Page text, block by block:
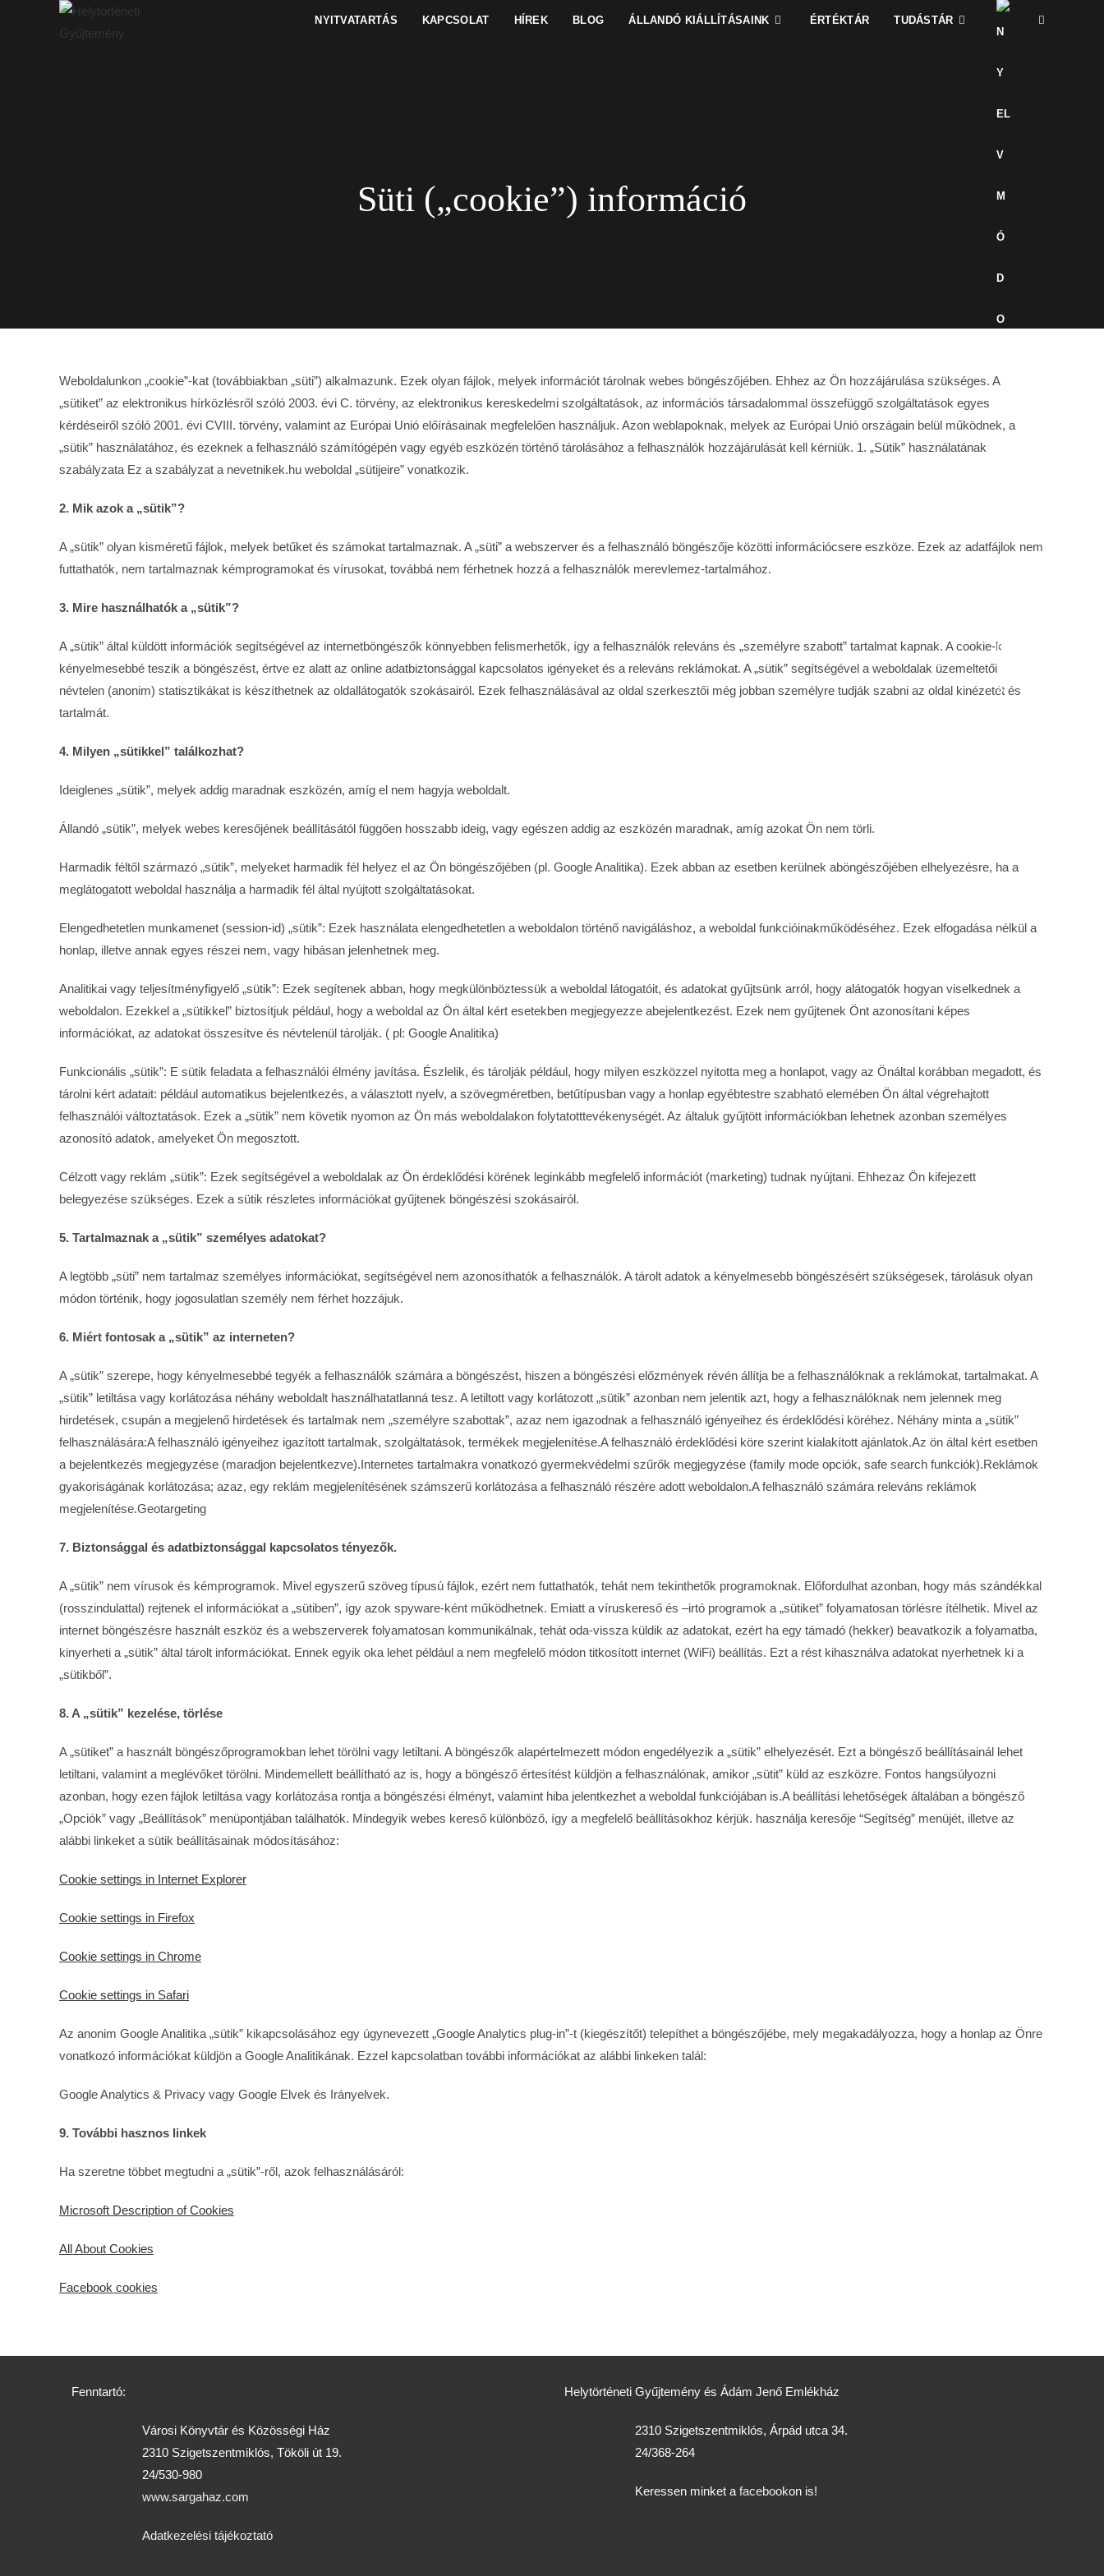
NYITVATARTÁS KAPCSOLAT HÍREK BLOG ÁLLANDÓ KIÁLLÍTÁSAINK ÉRTÉKTÁR TUDÁSTÁR
Süti („cookie”) információ
Weboldalunkon „cookie”-kat (továbbiakban „süti”) alkalmazunk. Ezek olyan fájlok, melyek információt tárolnak webes böngészőjében. Ehhez az Ön hozzájárulása szükséges. A
„sütiket” az elektronikus hírközlésről szóló 2003. évi C. törvény, az elektronikus kereskedelmi szolgáltatások, az információs társadalommal összefüggő szolgáltatások egyes
kérdéseiről szóló 2001. évi CVIII. törvény, valamint az Európai Unió előírásainak megfelelően használjuk. Azon weblapoknak, melyek az Európai Unió országain belül működnek, a
„sütik” használatához, és ezeknek a felhasználó számítógépén vagy egyéb eszközén történő tárolásához a felhasználók hozzájárulását kell kérniük. 1. „Sütik” használatának
szabályzata Ez a szabályzat a nevetnikek.hu weboldal „sütijeire” vonatkozik.
2. Mik azok a „sütik”?
A „sütik” olyan kisméretű fájlok, melyek betűket és számokat tartalmaznak. A „süti” a webszerver és a felhasználó böngészője közötti információcsere eszköze. Ezek az adatfájlok nem
futtathatók, nem tartalmaznak kémprogramokat és vírusokat, továbbá nem férhetnek hozzá a felhasználók merevlemez-tartalmához.
3. Mire használhatók a „sütik”?
A „sütik” által küldött információk segítségével az internetböngészők könnyebben felismerhetők, így a felhasználók releváns és „személyre szabott” tartalmat kapnak. A cookie-k
kényelmesebbé teszik a böngészést, értve ez alatt az online adatbiztonsággal kapcsolatos igényeket és a releváns reklámokat. A „sütik” segítségével a weboldalak üzemeltetői
névtelen (anonim) statisztikákat is készíthetnek az oldallátogatók szokásairól. Ezek felhasználásával az oldal szerkesztői még jobban személyre tudják szabni az oldal kinézetét és
tartalmát.
4. Milyen „sütikkel” találkozhat?
Ideiglenes „sütik”, melyek addig maradnak eszközén, amíg el nem hagyja weboldalt.
Állandó „sütik”, melyek webes keresőjének beállításától függően hosszabb ideig, vagy egészen addig az eszközén maradnak, amíg azokat Ön nem törli.
Harmadik féltől származó „sütik”, melyeket harmadik fél helyez el az Ön böngészőjében (pl. Google Analitika). Ezek abban az esetben kerülnek aböngészőjében elhelyezésre, ha a
meglátogatott weboldal használja a harmadik fél által nyújtott szolgáltatásokat.
Elengedhetetlen munkamenet (session-id) „sütik”: Ezek használata elengedhetetlen a weboldalon történő navigáláshoz, a weboldal funkcióinakműködéséhez. Ezek elfogadása nélkül a
honlap, illetve annak egyes részei nem, vagy hibásan jelenhetnek meg.
Analitikai vagy teljesítményfigyelő „sütik”: Ezek segítenek abban, hogy megkülönböztessük a weboldal látogatóit, és adatokat gyűjtsünk arról, hogy alátogatók hogyan viselkednek a
weboldalon. Ezekkel a „sütikkel” biztosítjuk például, hogy a weboldal az Ön által kért esetekben megjegyezze abejelentkezést. Ezek nem gyűjtenek Önt azonosítani képes
információkat, az adatokat összesítve és névtelenül tárolják. ( pl: Google Analitika)
Funkcionális „sütik”: E sütik feladata a felhasználói élmény javítása. Észlelik, és tárolják például, hogy milyen eszközzel nyitotta meg a honlapot, vagy az Önáltal korábban megadott, és
tárolni kért adatait: például automatikus bejelentkezés, a választott nyelv, a szövegméretben, betűtípusban vagy a honlap egyébtestre szabható elemében Ön által végrehajtott
felhasználói változtatások. Ezek a „sütik” nem követik nyomon az Ön más weboldalakon folytatotttevékenységét. Az általuk gyűjtött információkban lehetnek azonban személyes
azonosító adatok, amelyeket Ön megosztott.
Célzott vagy reklám „sütik”: Ezek segítségével a weboldalak az Ön érdeklődési körének leginkább megfelelő információt (marketing) tudnak nyújtani. Ehhezaz Ön kifejezett
belegyezése szükséges. Ezek a sütik részletes információkat gyűjtenek böngészési szokásairól.
5. Tartalmaznak a „sütik” személyes adatokat?
A legtöbb „süti” nem tartalmaz személyes információkat, segítségével nem azonosíthatók a felhasználók. A tárolt adatok a kényelmesebb böngészésért szükségesek, tárolásuk olyan
módon történik, hogy jogosulatlan személy nem férhet hozzájuk.
6. Miért fontosak a „sütik” az interneten?
A „sütik” szerepe, hogy kényelmesebbé tegyék a felhasználók számára a böngészést, hiszen a böngészési előzmények révén állítja be a felhasználóknak a reklámokat, tartalmakat. A
„sütik” letiltása vagy korlátozása néhány weboldalt használhatatlanná tesz. A letiltott vagy korlátozott „sütik” azonban nem jelentik azt, hogy a felhasználóknak nem jelennek meg
hirdetések, csupán a megjelenő hirdetések és tartalmak nem „személyre szabottak”, azaz nem igazodnak a felhasználó igényeihez és érdeklődési köréhez. Néhány minta a „sütik”
felhasználására:A felhasználó igényeihez igazított tartalmak, szolgáltatások, termékek megjelenítése.A felhasználó érdeklődési köre szerint kialakított ajánlatok.Az ön által kért esetben
a bejelentkezés megjegyzése (maradjon bejelentkezve).Internetes tartalmakra vonatkozó gyermekvédelmi szűrők megjegyzése (family mode opciók, safe search funkciók).Reklámok
gyakoriságának korlátozása; azaz, egy reklám megjelenítésének számszerű korlátozása a felhasználó részére adott weboldalon.A felhasználó számára releváns reklámok
megjelenítése.Geotargeting
7. Biztonsággal és adatbiztonsággal kapcsolatos tényezők.
A „sütik” nem vírusok és kémprogramok. Mivel egyszerű szöveg típusú fájlok, ezért nem futtathatók, tehát nem tekinthetők programoknak. Előfordulhat azonban, hogy más szándékkal
(rosszindulattal) rejtenek el információkat a „sütiben”, így azok spyware-ként működhetnek. Emiatt a víruskereső és –irtó programok a „sütiket” folyamatosan törlésre ítélhetik. Mivel az
internet böngészésre használt eszköz és a webszerverek folyamatosan kommunikálnak, tehát oda-vissza küldik az adatokat, ezért ha egy támadó (hekker) beavatkozik a folyamatba,
kinyerheti a „sütik” által tárolt információkat. Ennek egyik oka lehet például a nem megfelelő módon titkosított internet (WiFi) beállítás. Ezt a rést kihasználva adatokat nyerhetnek ki a
„sütikből”.
8. A „sütik” kezelése, törlése
A „sütiket” a használt böngészőprogramokban lehet törölni vagy letiltani. A böngészők alapértelmezett módon engedélyezik a „sütik” elhelyezését. Ezt a böngésző beállításainál lehet
letiltani, valamint a meglévőket törölni. Mindemellett beállítható az is, hogy a böngésző értesítést küldjön a felhasználónak, amikor „sütit” küld az eszközre. Fontos hangsúlyozni
azonban, hogy ezen fájlok letiltása vagy korlátozása rontja a böngészési élményt, valamint hiba jelentkezhet a weboldal funkciójában is.A beállítási lehetőségek általában a böngésző
„Opciók” vagy „Beállítások” menüpontjában találhatók. Mindegyik webes kereső különböző, így a megfelelő beállításokhoz kérjük. használja keresője “Segítség” menüjét, illetve az
alábbi linkeket a sütik beállításainak módosításához:
Cookie settings in Internet Explorer
Cookie settings in Firefox
Cookie settings in Chrome
Cookie settings in Safari
Az anonim Google Analitika „sütik” kikapcsolásához egy úgynevezett „Google Analytics plug-in”-t (kiegészítőt) telepíthet a böngészőjébe, mely megakadályozza, hogy a honlap az Önre
vonatkozó információkat küldjön a Google Analitikának. Ezzel kapcsolatban további információkat az alábbi linkeken talál:
Google Analytics & Privacy vagy Google Elvek és Irányelvek.
9. További hasznos linkek
Ha szeretne többet megtudni a „sütik”-ről, azok felhasználásáról:
Microsoft Description of Cookies
All About Cookies
Facebook cookies
Fenntartó:
Városi Könyvtár és Közösségi Ház
2310 Szigetszentmiklós, Tököli út 19.
24/530-980
www.sargahaz.com
Adatkezelési tájékoztató
Helytörténeti Gyűjtemény és Ádám Jenő Emlékház
2310 Szigetszentmiklós, Árpád utca 34.
24/368-264
Keressen minket a facebookon is!